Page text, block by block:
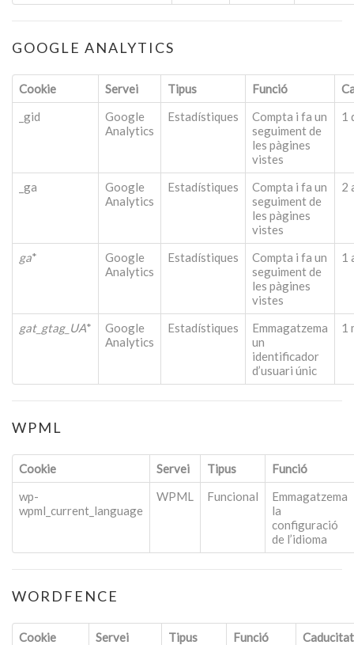
GOOGLE ANALYTICS
Cookie Servei Tipus Funció
_gid
Google
Analytics
Estadístiques
Compta i fa un
seguiment de
les pàgines
vistes
1
_ga
Google
Analytics
Estadístiques
Compta i fa un
seguiment de
les pàgines
vistes
2
ga*
Google
Analytics
Estadístiques
Compta i fa un
seguiment de
les pàgines
vistes
1
gat_gtag_UA*
Google
Analytics
Estadístiques
Emmagatzema
un
identificador
d’usuari únic
1
WPML
Cookie Servei Tipus
Funció
wp-
wpml_current_language
WPML Funcional
Emmagatzema
la
configuració
de l’idioma
WORDFENCE
Cookie Servei Tipus Funció
Caducitat